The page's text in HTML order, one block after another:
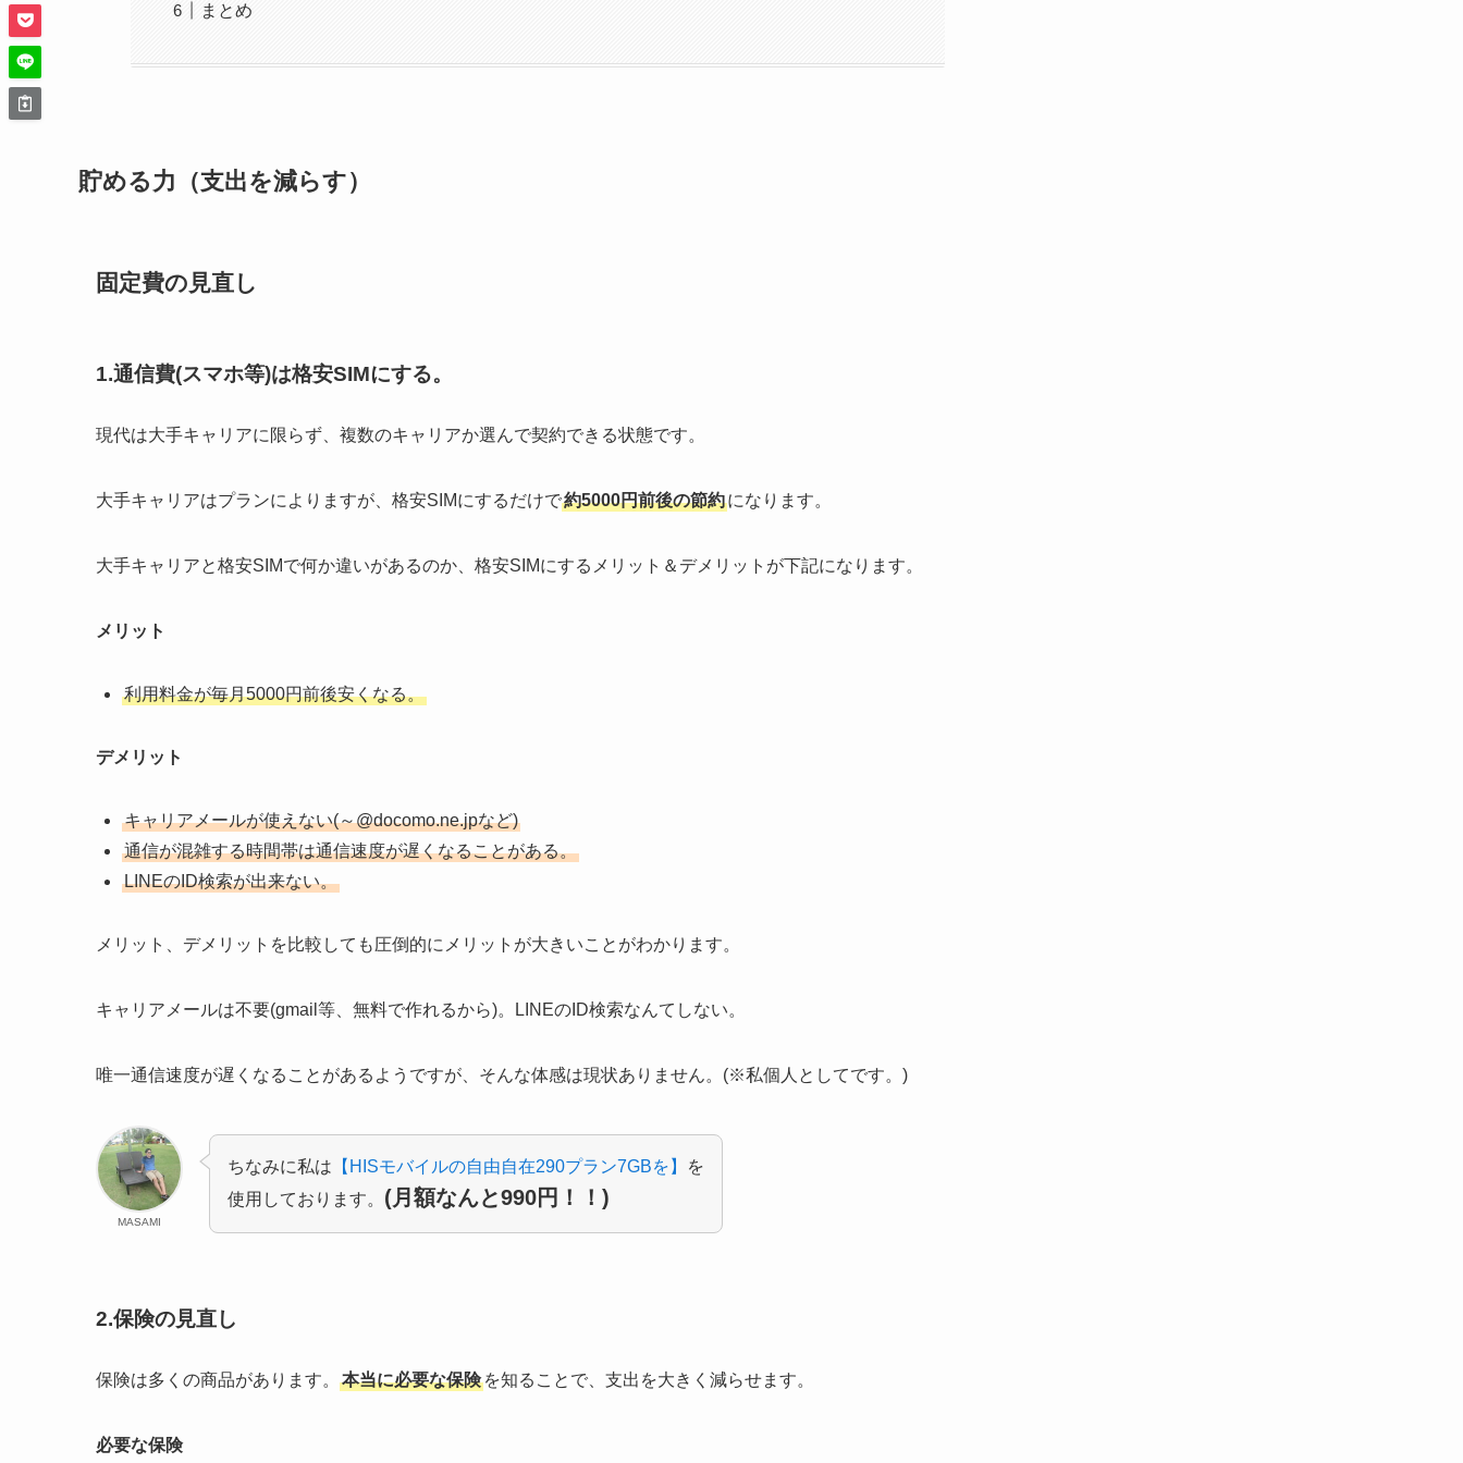
まとめ
貯める力（支出を減らす）
固定費の見直し
1.通信費(スマホ等)は格安SIMにする。
現代は大手キャリアに限らず、複数のキャリアか選んで契約できる状態です。
大手キャリアはプランによりますが、格安SIMにするだけで約5000円前後の節約になります。
大手キャリアと格安SIMで何か違いがあるのか、格安SIMにするメリット＆デメリットが下記になります。
メリット
利用料金が毎月5000円前後安くなる。
デメリット
キャリアメールが使えない(～@docomo.ne.jpなど)
通信が混雑する時間帯は通信速度が遅くなることがある。
LINEのID検索が出来ない。
メリット、デメリットを比較しても圧倒的にメリットが大きいことがわかります。
キャリアメールは不要(gmail等、無料で作れるから)。LINEのID検索なんてしない。
唯一通信速度が遅くなることがあるようですが、そんな体感は現状ありません。(※私個人としてです。)
MASAMI
ちなみに私は 【HISモバイルの自由自在290プラン7GBを】
を
使用しております。 (月額なんと990円！！)
2.保険の見直し
保険は多くの商品があります。 本当に必要な保険 を知ることで、支出を大きく減らせます。
必要な保険